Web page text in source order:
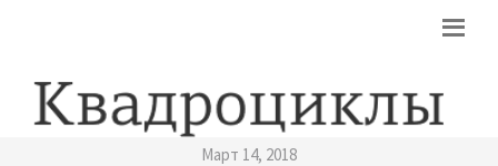
ПОКРЫШКИ ДЛЯ КВАДРОЦИКЛОВ
Март 14, 2018